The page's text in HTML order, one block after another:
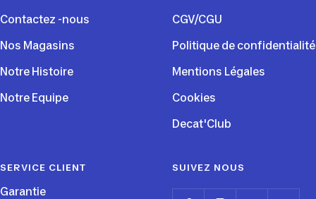
Contactez -nous
Nos Magasins
Notre Histoire
Notre Equipe
CGV/CGU
Politique de confidentialité
Mentions Légales
Cookies
Decat'Club
SERVICE CLIENT
Garantie
SUIVEZ NOUS